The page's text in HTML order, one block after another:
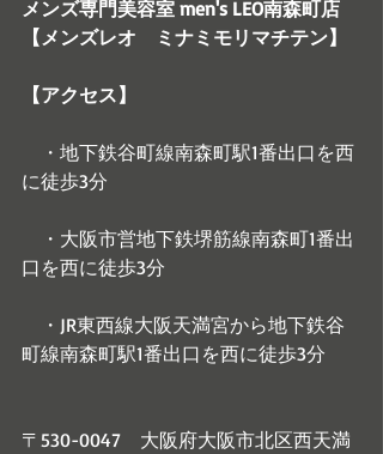
メンズ専門美容室 men's LEO南森町店
【メンズレオ　ミナミモリマチテン】
【アクセス】
・地下鉄谷町線南森町駅1番出口を西
に徒歩3分
・大阪市営地下鉄堺筋線南森町1番出
口を西に徒歩3分
・JR東西線大阪天満宮から地下鉄谷
町線南森町駅1番出口を西に徒歩3分
〒530-0047　大阪府大阪市北区西天満